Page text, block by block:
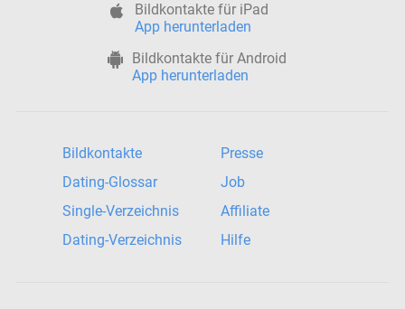
Bildkontakte für iPad
App herunterladen
Bildkontakte für Android
App herunterladen
Bildkontakte
Dating-Glossar
Single-Verzeichnis
Dating-Verzeichnis
Presse
Job
Affiliate
Hilfe